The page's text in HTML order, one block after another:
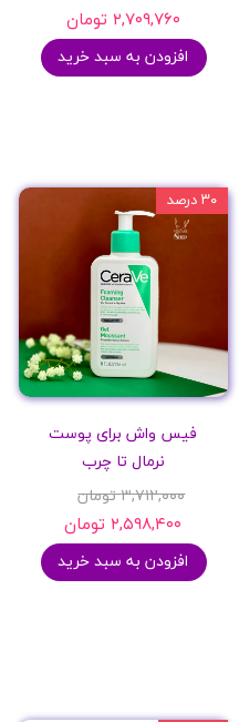
۲,۷۰۹,۷۶۰ تومان
افزودن به سبد خرید
فیس واش برای پوست
نرمال تا چرب
۳,۷۱۲,۰۰۰ تومان
۲,۵۹۸,۴۰۰ تومان
افزودن به سبد خرید
۳۰ درصد